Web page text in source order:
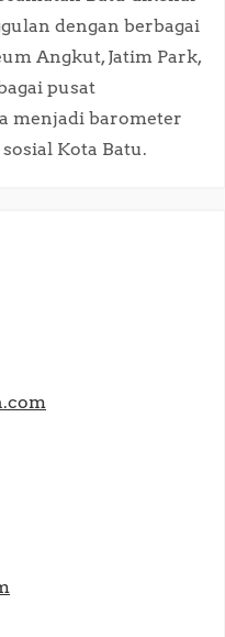
dengan berbagai
Angkut, Jatim Park,
pusat
menjadi barometer
Kota Batu.​